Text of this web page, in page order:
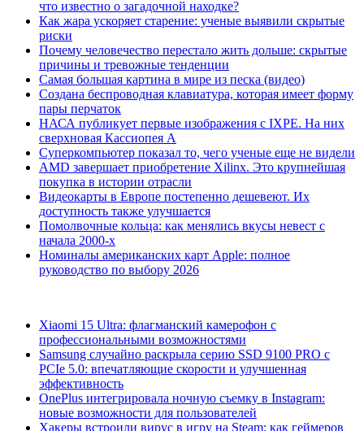
что известно о загадочной находке?
Как жара ускоряет старение: ученые выявили скрытые
риски
Почему человечество перестало жить дольше: скрытые
причины и тревожные тенденции
Самая большая картина в мире из песка (видео)
Создана беспроводная клавиатура, которая имеет форму
пары перчаток
НАСА публикует первые изображения с IXPE. На них
сверхновая Кассиопея А
Суперкомпьютер показал то, чего ученые еще не видели
AMD завершает приобретение Xilinx. Это крупнейшая
покупка в истории отрасли
Видеокарты в Европе постепенно дешевеют. Их
доступность также улучшается
Помолвочные кольца: как менялись вкусы невест с
начала 2000-х
Номиналы американских карт Apple: полное
руководство по выбору 2026
Xiaomi 15 Ultra: флагманский камерофон с
профессиональными возможностями
Samsung случайно раскрыла серию SSD 9100 PRO с
PCIe 5.0: впечатляющие скорости и улучшенная
эффективность
OnePlus интегрировала ночную съемку в Instagram:
новые возможности для пользователей
Хакеры встроили вирус в игру на Steam: как геймеров